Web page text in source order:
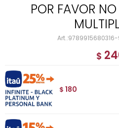
POR FAVOR NO APRENDAS:A
$
$ 180